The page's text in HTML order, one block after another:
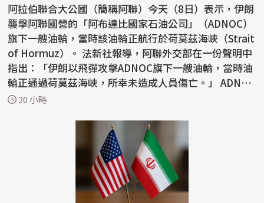
阿拉伯聯合大公國（簡稱阿聯）今天（8日）表示，伊朗
襲擊阿聯國營的「阿布達比國家石油公司」（ADNOC）
旗下一艘油輪，當時該油輪正航行於荷莫茲海峽（Strait
of Hormuz）。 法新社報導，阿聯外交部在一份聲明中
指出：「伊朗以飛彈攻擊ADNOC旗下一艘油輪，當時油
輪正通過荷莫茲海峽，所幸未造成人員傷亡。」 ADNOC
昨...20 小時